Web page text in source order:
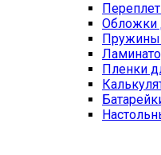
Обложки
Пружины
Пленки